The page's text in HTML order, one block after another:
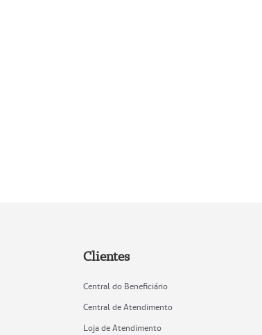
Clientes
Central do Beneficiário
Central de Atendimento
Loja de Atendimento